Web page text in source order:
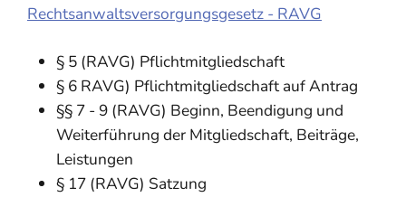
Rechtsanwaltsversorgungsgesetz - RAVG
§ 5 (RAVG) Pflichtmitgliedschaft
§ 6 RAVG) Pflichtmitgliedschaft auf Antrag
§§ 7 - 9 (RAVG) Beginn, Beendigung und
Weiterführung der Mitgliedschaft, Beiträge,
Leistungen
§ 17 (RAVG) Satzung